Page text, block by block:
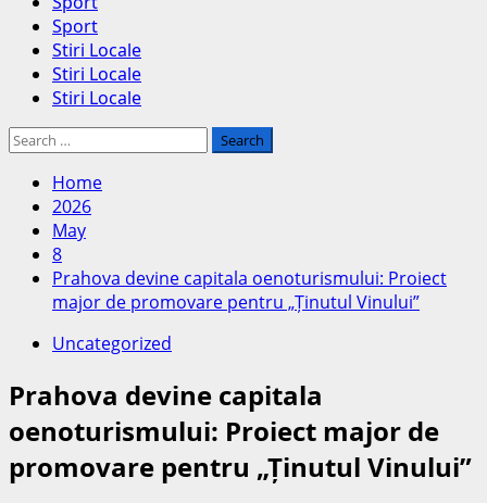
Sport
Stiri Locale
Stiri Locale
Stiri Locale
Search
Home
2026
May
8
Prahova devine capitala oenoturismului: Proiect
major de promovare pentru „Ținutul Vinului”
Uncategorized
Prahova devine capitala
oenoturismului: Proiect major de
promovare pentru „Ținutul Vinului”